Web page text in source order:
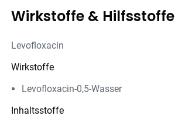
Wirkstoffe & Hilfsstoffe
Levofloxacin
Wirkstoffe
Levofloxacin-0,5-Wasser
Inhaltsstoffe